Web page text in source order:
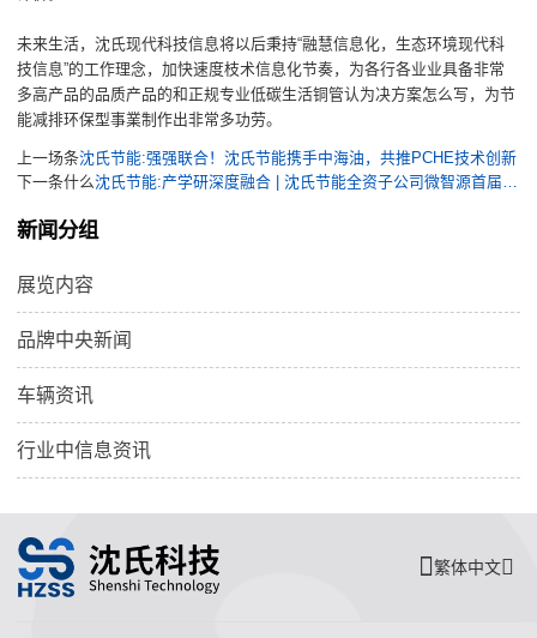
未来生活，沈氏现代科技信息将以后秉持“融慧信息化，生态环境现代科
技信息”的工作理念，加快速度枝术信息化节奏，为各行各业业具备非常
多高产品的品质产品的和正规专业低碳生活铜管认为决方案怎么写，为节
能减排环保型事業制作出非常多功劳。
上一场条沈氏节能:强强联合！沈氏节能携手中海油，共推PCHE技术创新
下一条什么
新闻分组
展览内容
品牌中央新闻
车辆资讯
行业中信息资讯
繁体中文